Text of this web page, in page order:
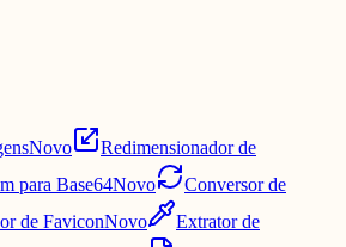
Novo
Redimensionador de
para Base64Novo
Conversor de
de FaviconNovo
Extrator de